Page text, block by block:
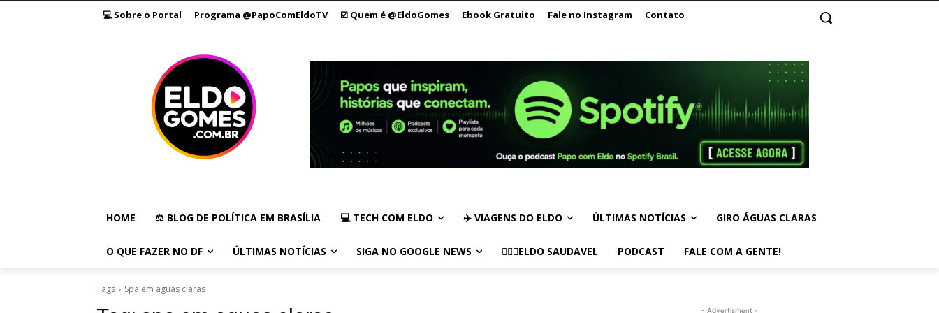
💻 Sobre o Portal Programa @PapoComEldoTV ☑️ Quem é @EldoGomes Ebook Gratuito Fale no Instagram Contato
HOME ⚖️ BLOG DE POLÍTICA EM BRASÍLIA 💻 TECH COM ELDO ✈️ VIAGENS DO ELDO ÚLTIMAS NOTÍCIAS GIRO ÁGUAS CLARAS
O QUE FAZER NO DF ÚLTIMAS NOTÍCIAS SIGA NO GOOGLE NEWS 🏃🏻‍♂️ELDO SAUDAVEL PODCAST FALE COM A GENTE!
Tags Spa em aguas claras
- Advertisment -